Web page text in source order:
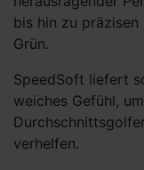
bis hin zu präzisen
Grün.
SpeedSoft liefert
weiches Gefühl,
verhelfen.